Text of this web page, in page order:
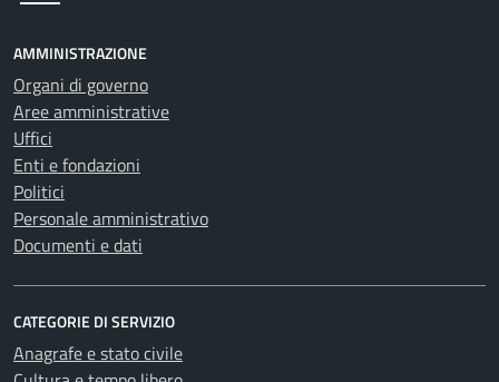
AMMINISTRAZIONE
Organi di governo
Aree amministrative
Uffici
Enti e fondazioni
Politici
Personale amministrativo
Documenti e dati
CATEGORIE DI SERVIZIO
Anagrafe e stato civile